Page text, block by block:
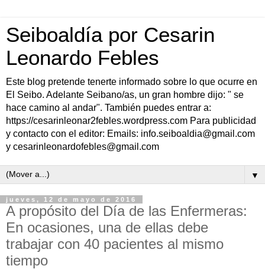
Seiboaldía por Cesarin
Leonardo Febles
Este blog pretende tenerte informado sobre lo que ocurre en
El Seibo. Adelante Seibano/as, un gran hombre dijo: " se
hace camino al andar". También puedes entrar a:
https://cesarinleonar2febles.wordpress.com Para publicidad
y contacto con el editor: Emails: info.seiboaldia@gmail.com
y cesarinleonardofebles@gmail.com
▼
jueves, 12 de mayo de 2016
A propósito del Día de las Enfermeras:
En ocasiones, una de ellas debe
trabajar con 40 pacientes al mismo
tiempo